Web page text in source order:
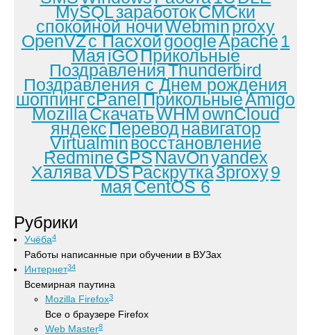
MySQLзаработокСМСки
спокойной ночиWebminproxy
OpenVZс ПасхойgoogleApache 1
МаяiGOПрикольные
ПоздравленияThunderbird
Поздравления с Днем рождения
шоппингcPanelПрикольныеAmigo
MozillaСкачатьWHMownCloud
яндексПереводнавигатор
Virtualminвосстановление
RedmineGPSNavOnyandex
ХаляваVDSРаскрутка3proxy9
маяCentOS 6
Рубрики
Учёба4
Работы написанные при обучении в ВУЗах
Интернет34
Всемирная паутина
Mozilla Firefox3
Все о браузере Firefox
Web Master8